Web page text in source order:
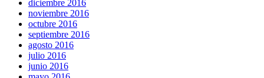
diciembre 2016
noviembre 2016
octubre 2016
septiembre 2016
agosto 2016
julio 2016
junio 2016